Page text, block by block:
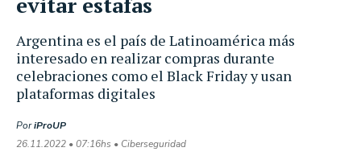
Argentina es el país de Latinoamérica más
interesado en realizar compras durante
celebraciones como el Black Friday y usan
plataformas digitales
PoriProUP
26.11.2022 • 07:16hs • Ciberseguridad